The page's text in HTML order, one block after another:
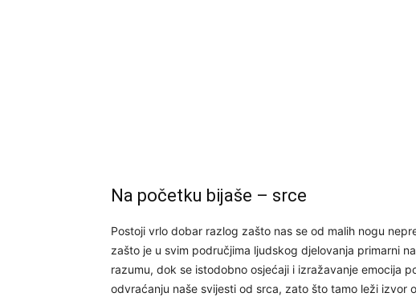
Na početku bijaše – srce
Postoji vrlo dobar razlog zašto nas se od malih nogu
zašto je u svim područjima ljudskog djelovanja primarni
razumu, dok se istodobno osjećaji i izražavanje emocija
odvraćanju naše svijesti od srca, zato što tamo leži izvor